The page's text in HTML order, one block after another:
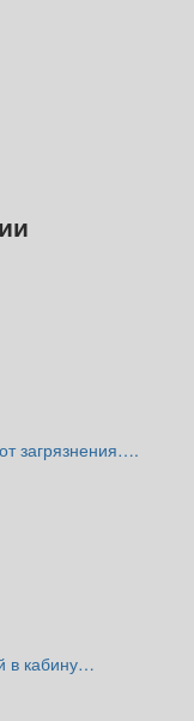
загрязнения….
в кабину…